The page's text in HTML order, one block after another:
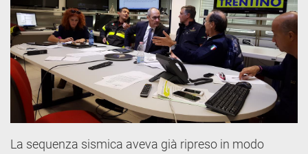
La sequenza sismica aveva già ripreso in modo